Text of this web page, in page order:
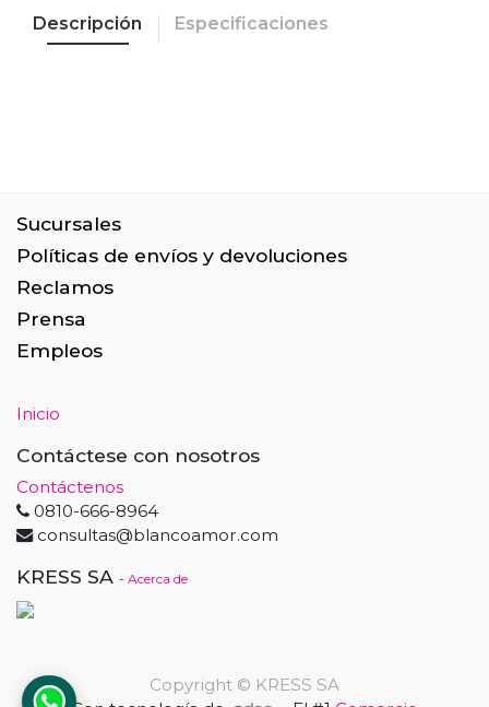
Descripción Especificaciones
Sucursales
Políticas de envíos y devoluciones
Reclamos
Prensa
Empleos
Inicio
Contáctese con nosotros
Contáctenos
0810-666-8964
consultas@blancoamor.com
KRESS SA - Acerca de
Copyright © KRESS SA